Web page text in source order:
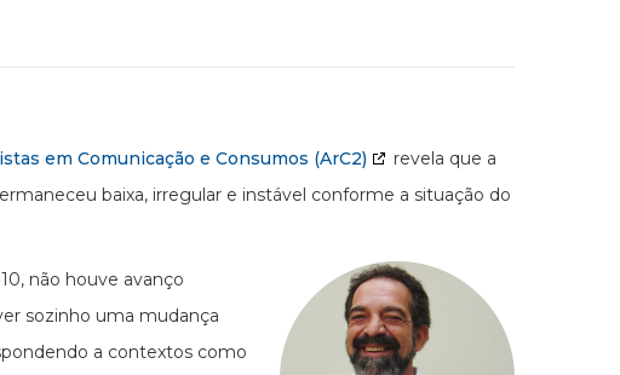
em Comunicação e Consumos (ArC2)
revela que a
baixa, irregular e instável conforme a situação do
não houve avanço
sozinho uma mudança
a contextos como